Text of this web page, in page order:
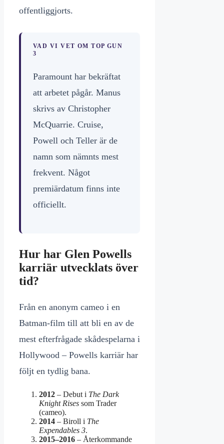
offentliggjorts.
VAD VI VET OM TOP GUN
3
Paramount har bekräftat
att arbetet pågår. Manus
skrivs av Christopher
McQuarrie. Cruise,
Powell och Teller är de
namn som nämnts mest
frekvent. Något
premiärdatum finns inte
officiellt.
Hur har Glen Powells
karriär utvecklats över
tid?
Från en anonym cameo i en
Batman-film till att bli en av de
mest efterfrågade skådespelarna i
Hollywood – Powells karriär har
följt en tydlig bana.
2012 – Debut i The Dark
Knight Rises som Trader
(cameo).
2014 – Biroll i The
Expendables 3.
2015–2016 – Återkommande